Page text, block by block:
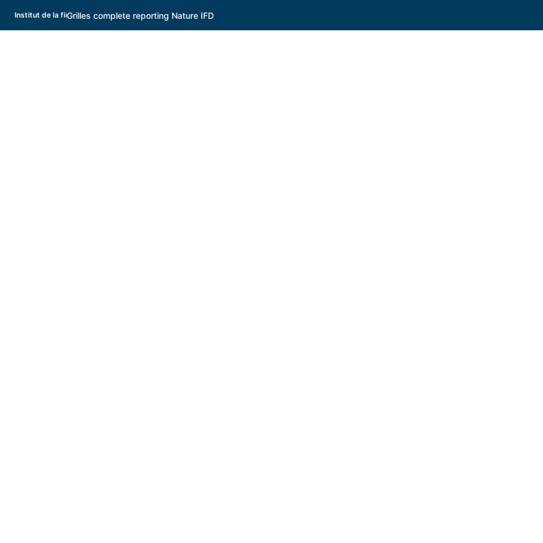
Institut de la finance durableGrilles complete reporting Nature IFD